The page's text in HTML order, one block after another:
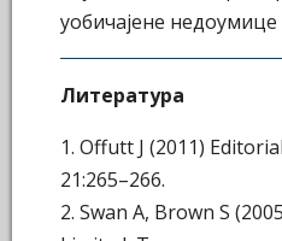
уобичајене недоумице
Литература
1. Offutt J (2011)
21:265–266.
2. Swan A, Brown S